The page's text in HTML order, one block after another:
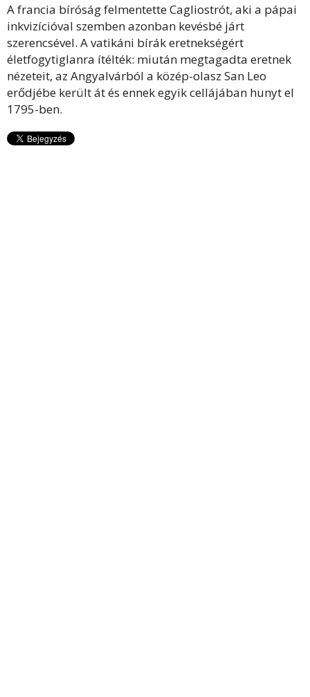
A francia bíróság felmentette Cagliostrót, aki a pápai
inkvizícióval szemben azonban kevésbé járt
szerencsével. A vatikáni bírák eretnekségért
életfogytiglanra ítélték: miután megtagadta eretnek
nézeteit, az Angyalvárból a közép-olasz San Leo
erődjébe került át és ennek egyik cellájában hunyt el
1795-ben.